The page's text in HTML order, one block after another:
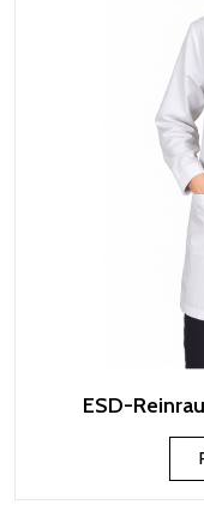
ESD-